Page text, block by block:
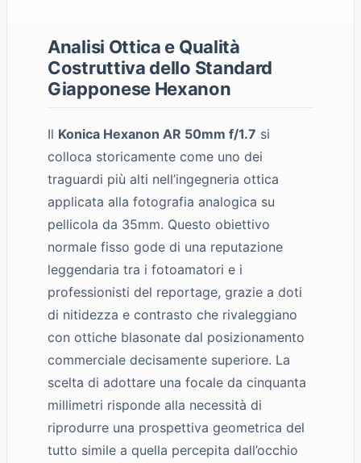
Analisi Ottica e Qualità
Costruttiva dello Standard
Giapponese Hexanon
Il Konica Hexanon AR 50mm f/1.7 si
colloca storicamente come uno dei
traguardi più alti nell’ingegneria ottica
applicata alla fotografia analogica su
pellicola da 35mm. Questo obiettivo
normale fisso gode di una reputazione
leggendaria tra i fotoamatori e i
professionisti del reportage, grazie a doti
di nitidezza e contrasto che rivaleggiano
con ottiche blasonate dal posizionamento
commerciale decisamente superiore. La
scelta di adottare una focale da cinquanta
millimetri risponde alla necessità di
riprodurre una prospettiva geometrica del
tutto simile a quella percepita dall’occhio